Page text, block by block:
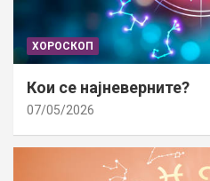
ХОРОСКОП
Кои се најневерните?
07/05/2026